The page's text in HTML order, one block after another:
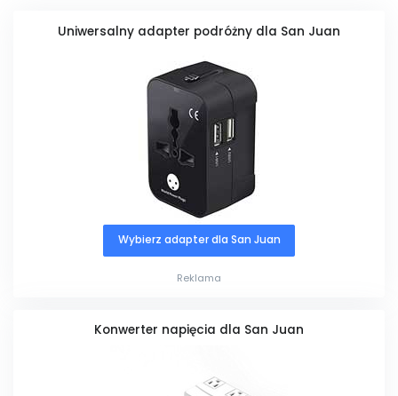
Uniwersalny adapter podróżny dla San Juan
Wybierz adapter dla San Juan
Reklama
Konwerter napięcia dla San Juan